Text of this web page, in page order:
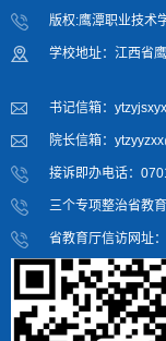
版权:鹰潭职业技术
学校地址：江西省
书记信箱：
院长信箱：
接诉即办电话：
三个专项整治省教
省教育厅信访网址